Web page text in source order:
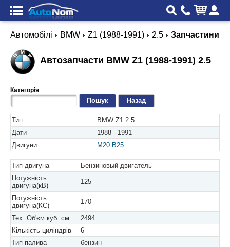
Автомобілі BMW Z1 (1988-1991) 2.5 Запчастини
Автозапчасти BMW Z1 (1988-1991) 2.5
Категорія
Назад
Тип
BMW Z1 2.5
Дати
1988 - 1991
Двигуни
M20 B25
Тип двигуна
Бензиновый двигатель
Потужність
двигуна(кВ)
125
Потужність
двигуна(КС)
170
Тех. Об'єм куб. см.
2494
Кількість циліндрів
6
Тип палива
бензин